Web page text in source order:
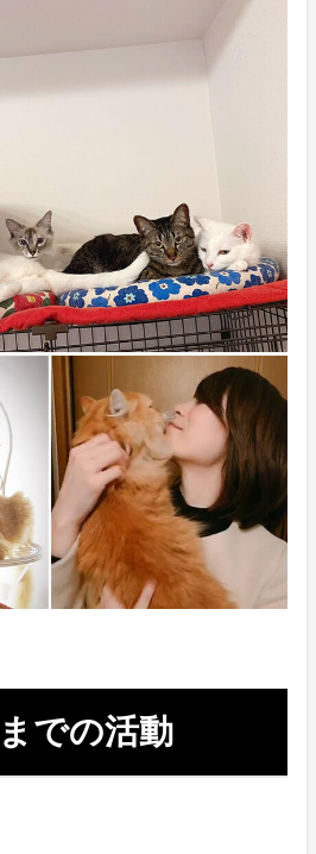
での活動